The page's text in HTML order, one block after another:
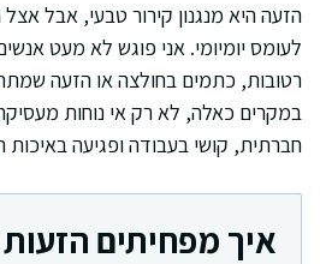
הזעה היא מנגנון קירור טבעי, אבל
לעומס יומיומי. אני פוגש לא מעט
רטובות, כתמים בחולצה או הזעה
במקרים כאלה, לא רק אי נוחות
חברתית, קושי בעבודה ופגיעה באיכות
איך מפחיתים הזעות